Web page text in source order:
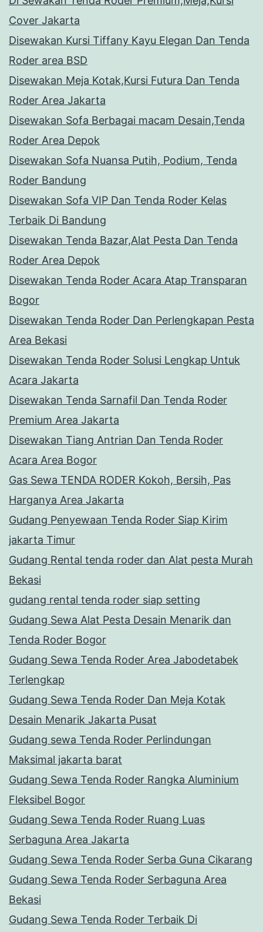
Cover Jakarta
Disewakan Kursi Tiffany Kayu Elegan Dan Tenda
Roder area BSD
Disewakan Meja Kotak,Kursi Futura Dan Tenda
Roder Area Jakarta
Disewakan Sofa Berbagai macam Desain,Tenda
Roder Area Depok
Disewakan Sofa Nuansa Putih, Podium, Tenda
Roder Bandung
Disewakan Sofa VIP Dan Tenda Roder Kelas
Terbaik Di Bandung
Disewakan Tenda Bazar,Alat Pesta Dan Tenda
Roder Area Depok
Disewakan Tenda Roder Acara Atap Transparan
Bogor
Disewakan Tenda Roder Dan Perlengkapan Pesta
Area Bekasi
Disewakan Tenda Roder Solusi Lengkap Untuk
Acara Jakarta
Disewakan Tenda Sarnafil Dan Tenda Roder
Premium Area Jakarta
Disewakan Tiang Antrian Dan Tenda Roder
Acara Area Bogor
Gas Sewa TENDA RODER Kokoh, Bersih, Pas
Harganya Area Jakarta
Gudang Penyewaan Tenda Roder Siap Kirim
jakarta Timur
Gudang Rental tenda roder dan Alat pesta Murah
Bekasi
gudang rental tenda roder siap setting
Gudang Sewa Alat Pesta Desain Menarik dan
Tenda Roder Bogor
Gudang Sewa Tenda Roder Area Jabodetabek
Terlengkap
Gudang Sewa Tenda Roder Dan Meja Kotak
Desain Menarik Jakarta Pusat
Gudang sewa Tenda Roder Perlindungan
Maksimal jakarta barat
Gudang Sewa Tenda Roder Rangka Aluminium
Fleksibel Bogor
Gudang Sewa Tenda Roder Ruang Luas
Serbaguna Area Jakarta
Gudang Sewa Tenda Roder Serba Guna Cikarang
Gudang Sewa Tenda Roder Serbaguna Area
Bekasi
Gudang Sewa Tenda Roder Terbaik Di